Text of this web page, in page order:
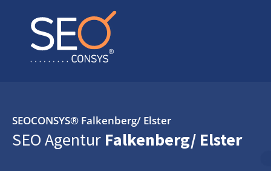
SEOCONSYS® Falkenberg/ Elster
SEO Agentur Falkenberg/ Elster